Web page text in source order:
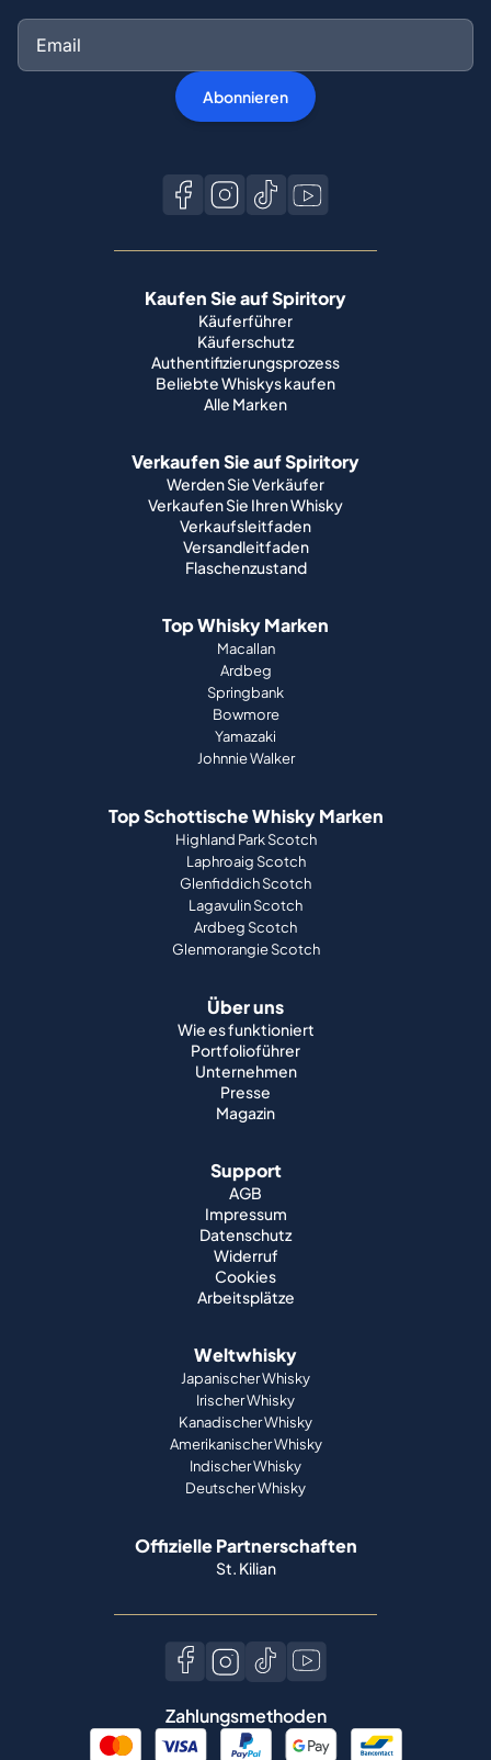
Abonnieren
Kaufen Sie auf Spiritory
Käuferführer
Käuferschutz
Authentifizierungsprozess
Beliebte Whiskys kaufen
Alle Marken
Verkaufen Sie auf Spiritory
Werden Sie Verkäufer
Verkaufen Sie Ihren Whisky
Verkaufsleitfaden
Versandleitfaden
Flaschenzustand
Top Whisky Marken
Macallan
Ardbeg
Springbank
Bowmore
Yamazaki
Johnnie Walker
Top Schottische Whisky Marken
Highland Park Scotch
Laphroaig Scotch
Glenfiddich Scotch
Lagavulin Scotch
Ardbeg Scotch
Glenmorangie Scotch
Über uns
Wie es funktioniert
Portfolioführer
Unternehmen
Presse
Magazin
Support
AGB
Impressum
Datenschutz
Widerruf
Cookies
Arbeitsplätze
Weltwhisky
Japanischer Whisky
Irischer Whisky
Kanadischer Whisky
Amerikanischer Whisky
Indischer Whisky
Deutscher Whisky
Offizielle Partnerschaften
St. Kilian
Zahlungsmethoden